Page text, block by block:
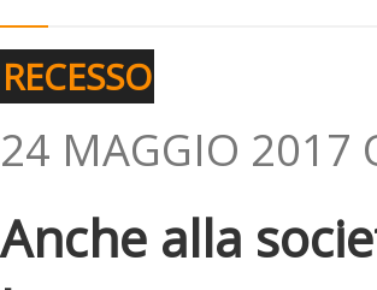
RECESSO
24 MAGGIO 2017
Anche alla